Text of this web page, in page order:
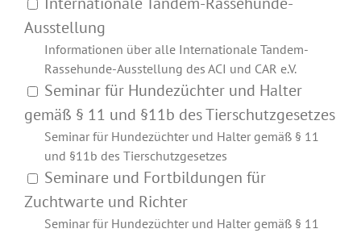
Ausstellung
Informationen über alle Internationale Tandem-
Rassehunde-Ausstellung des ACI und CAR e.V.
Seminar für Hundezüchter und Halter
gemäß § 11 und §11b des Tierschutzgesetzes
Seminar für Hundezüchter und Halter gemäß § 11
und §11b des Tierschutzgesetzes
Seminare und Fortbildungen für
Zuchtwarte und Richter
Seminar für Hundezüchter und Halter gemäß § 11